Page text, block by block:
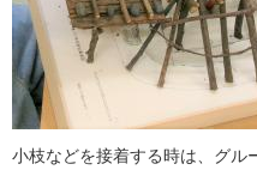
小枝などを接着する時は、グル